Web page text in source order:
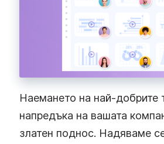
Наемането на най-добрите
напредъка на вашата
златен поднос. Надяваме